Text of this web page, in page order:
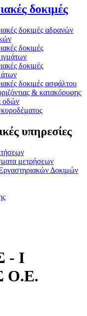
δοκιμές
δοκιμές αδρανών
δοκιμές
δοκιμές
δοκιμές ασφάλτου
& κατακόρυφης
οδών
υπηρεσίες
μετρήσεων
Δοκιμών
Ι
Ο.Ε.